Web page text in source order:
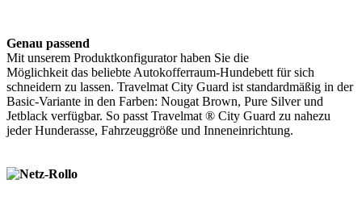
Genau passend
Mit unserem Produktkonfigurator haben Sie die
Möglichkeit das beliebte Autokofferraum-Hundebett für sich
schneidern zu lassen. Travelmat City Guard ist standardmäßig in der
Basic-Variante in den Farben: Nougat Brown, Pure Silver und
Jetblack verfügbar. So passt Travelmat ® City Guard zu nahezu
jeder Hunderasse, Fahrzeuggröße und Inneneinrichtung.